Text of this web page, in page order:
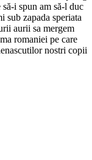
i spun am să-l duc
sub zapada speriata
aurii sa mergem
romaniei pe care
nostri copii